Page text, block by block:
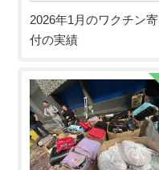
2026年1月のワクチン寄
付の実績